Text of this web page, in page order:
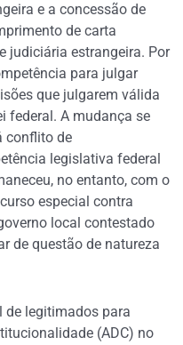
e a concessão de
de carta
judiciária estrangeira. Por
para julgar
que julgarem válida
federal. A mudança se
conflito de
legislativa federal
no entanto, com o
especial contra
local contestado
de questão de natureza
de legitimados para
(ADC) no